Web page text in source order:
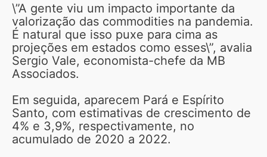
\”A gente viu um impacto importante da
valorização das commodities na pandemia.
É natural que isso puxe para cima as
projeções em estados como esses\”, avalia
Sergio Vale, economista-chefe da MB
Associados.
Em seguida, aparecem Pará e Espírito
Santo, com estimativas de crescimento de
4% e 3,9%, respectivamente, no
acumulado de 2020 a 2022.